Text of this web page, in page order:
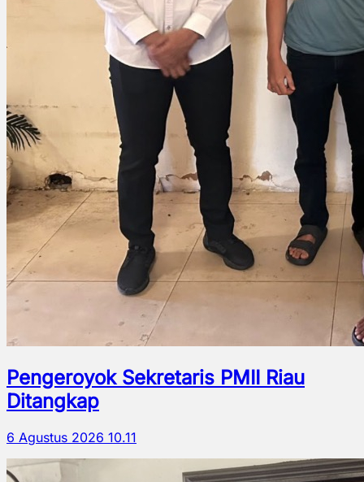
Pengeroyok Sekretaris PMII Riau
Ditangkap
6 Agustus 2026 10.11